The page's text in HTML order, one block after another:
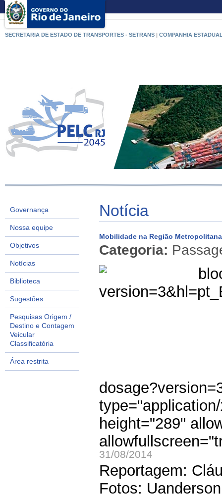
SECRETARIA DE ESTADO DE TRANSPORTES - SETRANS | COMPANHIA
Governança
Nossa equipe
Objetivos
Notícias
Biblioteca
Sugestões
Pesquisas Origem /
Destino e Contagem
Veicular
Classificatória
Área restrita
Notícia
Mobilidade na Região
Categoria:
dosage
height="289"
31/08/2014
Reportagem:
Fotos: